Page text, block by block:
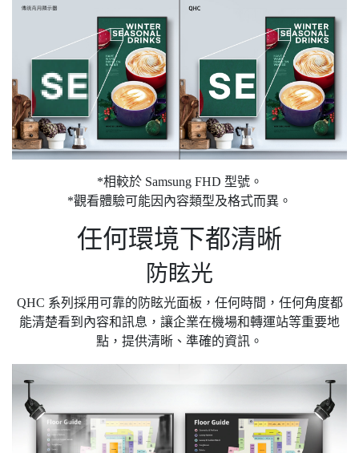
*相較於 Samsung FHD 型號。
*觀看體驗可能因內容類型及格式而異。
任何環境下都清晰
防眩光
QHC 系列採用可靠的防眩光面板，任何時間，任何角度都
能清楚看到內容和訊息，讓企業在機場和轉運站等重要地
點，提供清晰、準確的資訊。